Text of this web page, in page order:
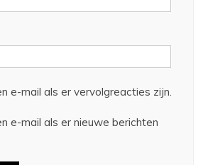
e-mail als er vervolgreacties zijn.
e-mail als er nieuwe berichten